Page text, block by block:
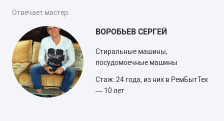
Отвечает мастер:
ВОРОБЬЕВ СЕРГЕЙ
Стиральные машины,
посудомоечные машины
Стаж: 24 года, из них в РемБытТех
— 10 лет